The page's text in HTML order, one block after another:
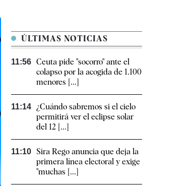
ÚLTIMAS NOTICIAS
11:56 Ceuta pide "socorro" ante el
colapso por la acogida de 1.100
menores [...]
11:14
¿Cuándo sabremos si el cielo
permitirá ver el eclipse solar
del 12 [...]
11:10
Sira Rego anuncia que deja la
primera línea electoral y exige
"muchas [...]